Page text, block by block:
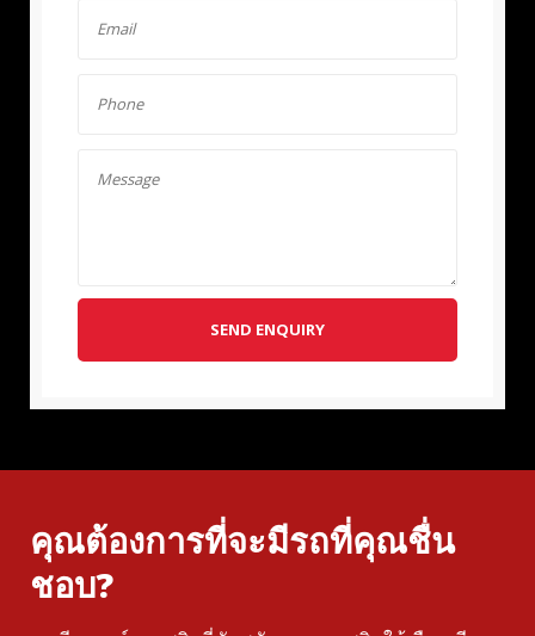
SEND ENQUIRY
คุณต้องการที่จะมีรถที่คุณชื่น
ชอบ?